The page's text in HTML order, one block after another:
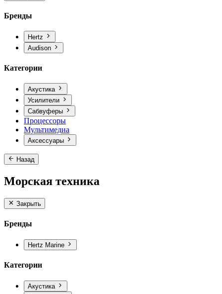
Бренды
Hertz
Audison
Категории
Акустика
Усилители
Сабвуферы
Процессоры
Мультимедиа
Аксессуары
Назад
Морская техника
Закрыть
Бренды
Hertz Marine
Категории
Акустика